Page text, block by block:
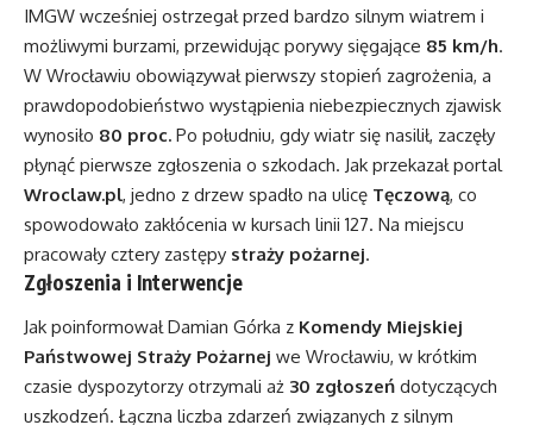
IMGW wcześniej ostrzegał przed bardzo silnym wiatrem i
możliwymi burzami, przewidując porywy sięgające 85 km/h.
W Wrocławiu obowiązywał pierwszy stopień zagrożenia, a
prawdopodobieństwo wystąpienia niebezpiecznych zjawisk
wynosiło 80 proc. Po południu, gdy wiatr się nasilił, zaczęły
płynąć pierwsze zgłoszenia o szkodach. Jak przekazał portal
Wroclaw.pl, jedno z drzew spadło na ulicę Tęczową, co
spowodowało zakłócenia w kursach linii 127. Na miejscu
pracowały cztery zastępy straży pożarnej.
Zgłoszenia i Interwencje
Jak poinformował Damian Górka z Komendy Miejskiej
Państwowej Straży Pożarnej we Wrocławiu, w krótkim
czasie dyspozytorzy otrzymali aż 30 zgłoszeń dotyczących
uszkodzeń. Łączna liczba zdarzeń związanych z silnym